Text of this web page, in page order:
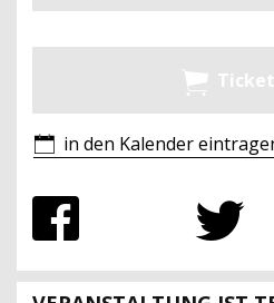
in den Kalender